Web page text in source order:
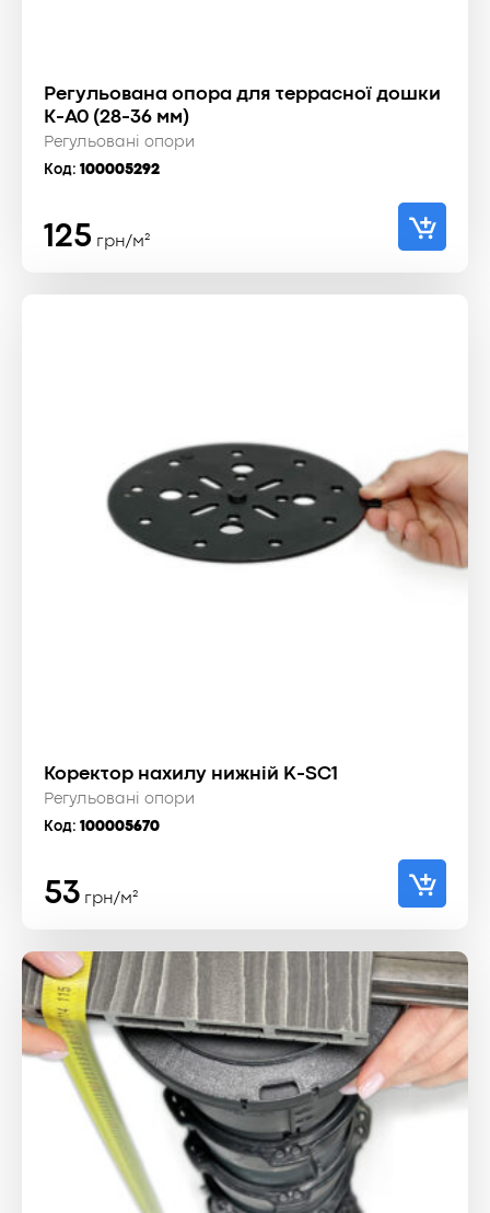
Регульована опора для террасної дошки
К-А0 (28-36 мм)
Регульовані опори
Код: 100005292
125 грн/м²
Коректор нахилу нижній K-SC1
Регульовані опори
Код: 100005670
53 грн/м²